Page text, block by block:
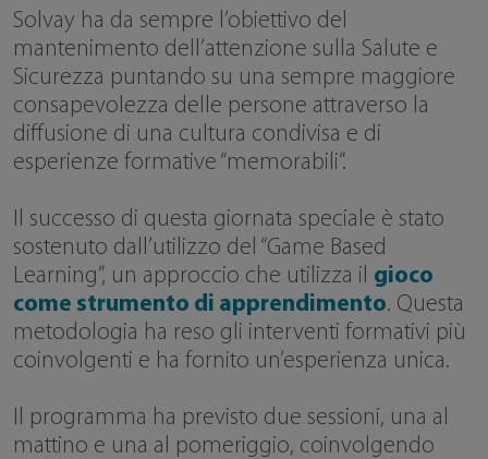
Solvay ha da sempre l’obiettivo del
mantenimento dell’attenzione sulla Salute e
Sicurezza puntando su una sempre maggiore
consapevolezza delle persone attraverso la
diffusione di una cultura condivisa e di
esperienze formative “memorabili”.
Il successo di questa giornata speciale è stato
sostenuto dall’utilizzo del “Game Based
Learning”, un approccio che utilizza il gioco
come strumento di apprendimento. Questa
metodologia ha reso gli interventi formativi più
coinvolgenti e ha fornito un’esperienza unica.
Il programma ha previsto due sessioni, una al
mattino e una al pomeriggio, coinvolgendo